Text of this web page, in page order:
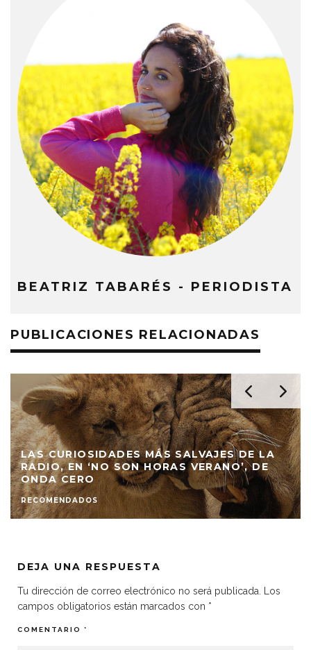
BEATRIZ TABARÉS - PERIODISTA
PUBLICACIONES RELACIONADAS
LAS CURIOSIDADES MÁS SALVAJES DE LA
RADIO, EN ‘NO SON HORAS VERANO’, DE
ONDA CERO
RECOMENDADOS
DEJA UNA RESPUESTA
Tu dirección de correo electrónico no será publicada. Los
campos obligatorios están marcados con *
COMENTARIO *